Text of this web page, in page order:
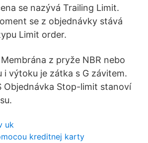
se nazývá Trailing Limit.
se z objednávky stává
Limit order.
z pryže NBR nebo
i výtoku je zátka s G závitem.
Objednávka Stop-limit stanoví
uk
kreditnej karty